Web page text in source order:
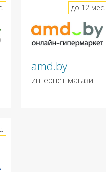
amd.by
интернет-магазин
до 12 мес.